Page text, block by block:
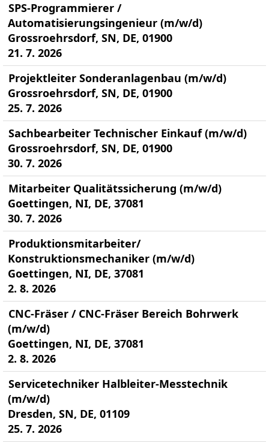
SPS-Programmierer /
Automatisierungsingenieur (m/w/d)
Grossroehrsdorf, SN, DE, 01900
21. 7. 2026
Projektleiter Sonderanlagenbau (m/w/d)
Grossroehrsdorf, SN, DE, 01900
25. 7. 2026
Sachbearbeiter Technischer Einkauf (m/w/d)
Grossroehrsdorf, SN, DE, 01900
30. 7. 2026
Mitarbeiter Qualitätssicherung (m/w/d)
Goettingen, NI, DE, 37081
30. 7. 2026
Produktionsmitarbeiter/
Konstruktionsmechaniker (m/w/d)
Goettingen, NI, DE, 37081
2. 8. 2026
CNC-Fräser / CNC-Fräser Bereich Bohrwerk
(m/w/d)
Goettingen, NI, DE, 37081
2. 8. 2026
Servicetechniker Halbleiter-Messtechnik
(m/w/d)
Dresden, SN, DE, 01109
25. 7. 2026